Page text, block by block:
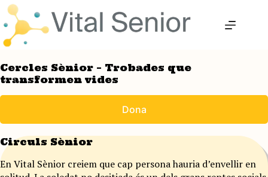
Omet
contingut
Cercles Sènior – Trobades que
transformen vides
Dona
Circuls Sènior
En Vital Sènior creiem que cap persona hauria d’envellir en